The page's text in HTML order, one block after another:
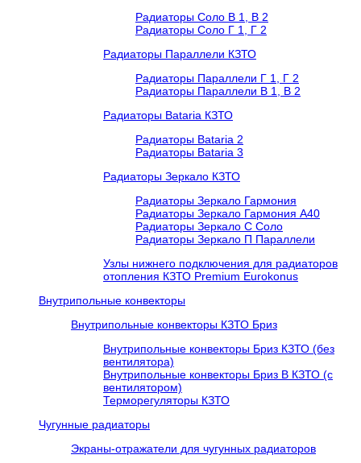
Радиаторы Соло В 1, В 2
Радиаторы Соло Г 1, Г 2
Радиаторы Параллели КЗТО
Радиаторы Параллели Г 1, Г 2
Радиаторы Параллели В 1, В 2
Радиаторы Bataria КЗТО
Радиаторы Bataria 2
Радиаторы Bataria 3
Радиаторы Зеркало КЗТО
Радиаторы Зеркало Гармония
Радиаторы Зеркало Гармония А40
Радиаторы Зеркало С Соло
Радиаторы Зеркало П Параллели
Узлы нижнего подключения для радиаторов
отопления КЗТО Premium Eurokonus
Внутрипольные конвекторы
Внутрипольные конвекторы КЗТО Бриз
Внутрипольные конвекторы Бриз КЗТО (без
вентилятора)
Внутрипольные конвекторы Бриз В КЗТО (с
вентилятором)
Терморегуляторы КЗТО
Чугунные радиаторы
Экраны-отражатели для чугунных радиаторов